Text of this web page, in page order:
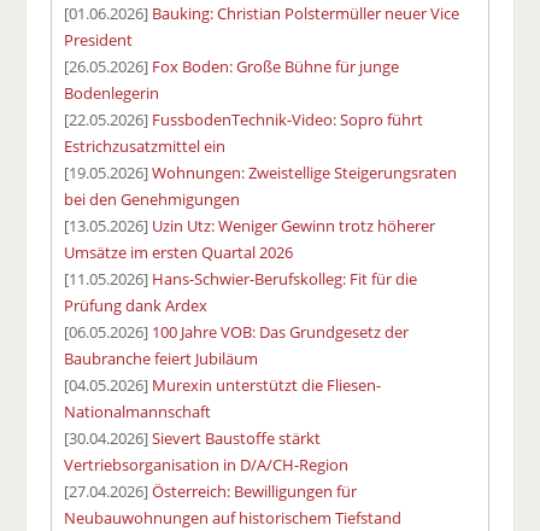
[01.06.2026] Bauking: Christian Polstermüller neuer Vice
President
[26.05.2026] Fox Boden: Große Bühne für junge
Bodenlegerin
[22.05.2026] FussbodenTechnik-Video: Sopro führt
Estrichzusatzmittel ein
[19.05.2026]Wohnungen: Zweistellige Steigerungsraten
bei den Genehmigungen
[13.05.2026] Uzin Utz: Weniger Gewinn trotz höherer
Umsätze im ersten Quartal 2026
[11.05.2026] Hans-Schwier-Berufskolleg: Fit für die
Prüfung dank Ardex
[06.05.2026] 100 Jahre VOB: Das Grundgesetz der
Baubranche feiert Jubiläum
[04.05.2026] Murexin unterstützt die Fliesen-
Nationalmannschaft
[30.04.2026]Sievert Baustoffe stärkt
Vertriebsorganisation in D/A/CH-Region
[27.04.2026]Österreich: Bewilligungen für
Neubauwohnungen auf historischem Tiefstand